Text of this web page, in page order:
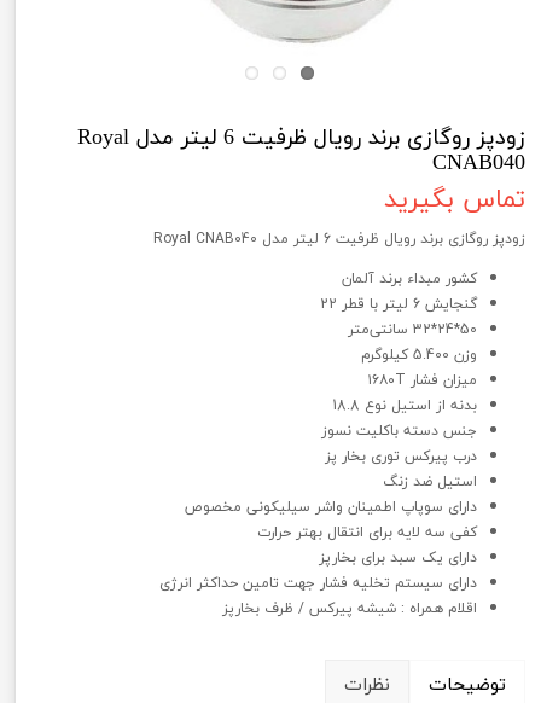
زودپز روگازی برند رویال ظرفیت 6 لیتر مدل Royal
CNAB040
تماس بگیرید
زودپز روگازی برند رویال ظرفیت 6 لیتر مدل Royal CNAB040
کشور مبداء برند آلمان
گنجایش 6 لیتر با قطر 22
50*24*32 سانتی‌متر
وزن 5.400 کیلوگرم
میزان فشار ۱۶۸۰T
بدنه از استیل نوع 18.8
جنس دسته باکلیت نسوز
درب پیرکس توری بخار پز
استیل ضد زنگ
دارای سوپاپ اطمینان واشر سیلیکونی مخصوص
کفی سه لایه برای انتقال بهتر حرارت
دارای یک سبد برای بخارپز
دارای سیستم تخلیه فشار جهت تامین حداکثر انرژی
اقلام همراه : شیشه پیرکس / ظرف بخارپز
توضیحات نظرات